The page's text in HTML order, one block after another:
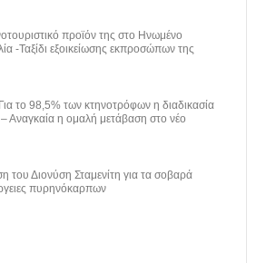
προϊόν της στο Ηνωμένο
-Ταξίδι εξοικείωσης εκπροσώπων της
το 98,5% των κτηνοτρόφων η διαδικασία
Αναγκαία η ομαλή μετάβαση στο νέο
του Διονύση Σταμενίτη για τα σοβαρά
πυρηνόκαρπων